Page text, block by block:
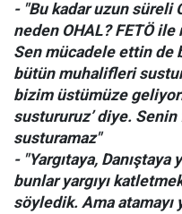
- "Bu kadar uzun süreli
neden OHAL? FETÖ ile
Sen mücadele ettin de
bütün muhalifleri
bizim üstümüze
sustururuz’ diye. Senin
susturamaz"
- "Yargıtaya, Danıştaya
bunlar yargıyı
söyledik. Ama atamayı